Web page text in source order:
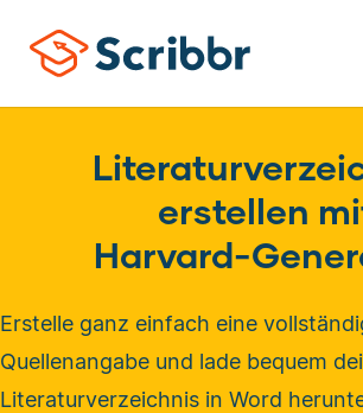
erstellen
Harvard-
Erstelle ganz einfach eine
Quellenangabe und lade bequem
Literaturverzeichnis in Word